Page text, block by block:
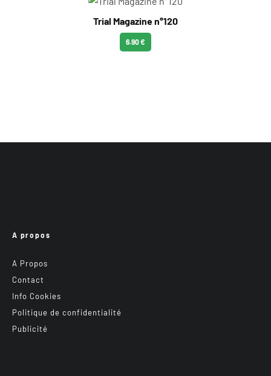
Trial Magazine n°120
6.90 €
A propos
A Propos
Contact
Info Cookies
Politique de confidentialité
Publicité